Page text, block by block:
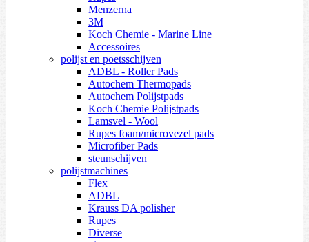
Menzerna
3M
Koch Chemie - Marine Line
Accessoires
polijst en poetsschijven
ADBL - Roller Pads
Autochem Thermopads
Autochem Polijstpads
Koch Chemie Polijstpads
Lamsvel - Wool
Rupes foam/microvezel pads
Microfiber Pads
steunschijven
polijstmachines
Flex
ADBL
Krauss DA polisher
Rupes
Diverse